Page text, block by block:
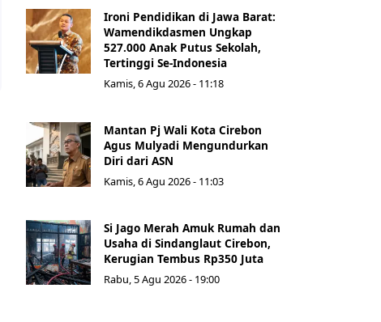
Ironi Pendidikan di Jawa Barat:
Wamendikdasmen Ungkap
527.000 Anak Putus Sekolah,
Tertinggi Se-Indonesia
Kamis, 6 Agu 2026 - 11:18
Mantan Pj Wali Kota Cirebon
Agus Mulyadi Mengundurkan
Diri dari ASN
Kamis, 6 Agu 2026 - 11:03
Si Jago Merah Amuk Rumah dan
Usaha di Sindanglaut Cirebon,
Kerugian Tembus Rp350 Juta
Rabu, 5 Agu 2026 - 19:00